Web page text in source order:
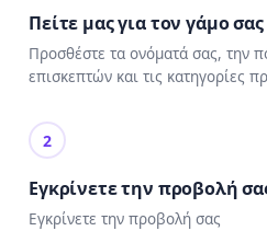
Πείτε μας για τον γάμο σας
Προσθέστε τα ονόματά σας, την
επισκεπτών και τις κατηγορίες
2
Εγκρίνετε την προβολή
Εγκρίνετε την προβολή σας